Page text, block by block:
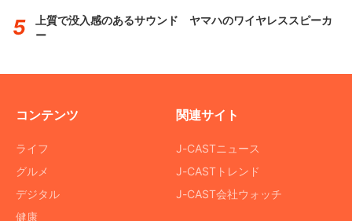
上質で没入感のあるサウンド ヤマハのワイヤレススピーカ
ー
コンテンツ
ライフ
グルメ
デジタル
健康
関連サイト
J-CASTニュース
J-CASTトレンド
J-CAST会社ウォッチ